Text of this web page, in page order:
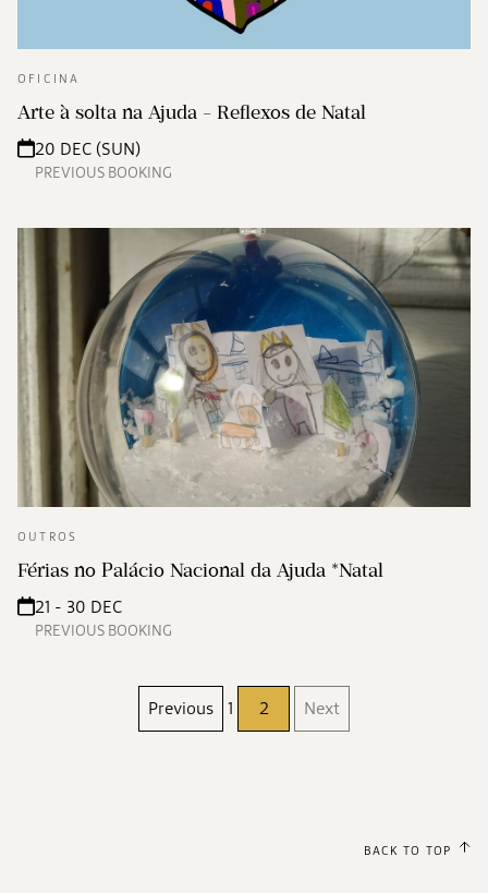
OFICINA
Arte à solta na Ajuda - Reflexos de Natal
20 DEC (SUN)
PREVIOUS BOOKING
OUTROS
Férias no Palácio Nacional da Ajuda *Natal
21 - 30 DEC
PREVIOUS BOOKING
Previous 1 2 Next
BACK TO TOP